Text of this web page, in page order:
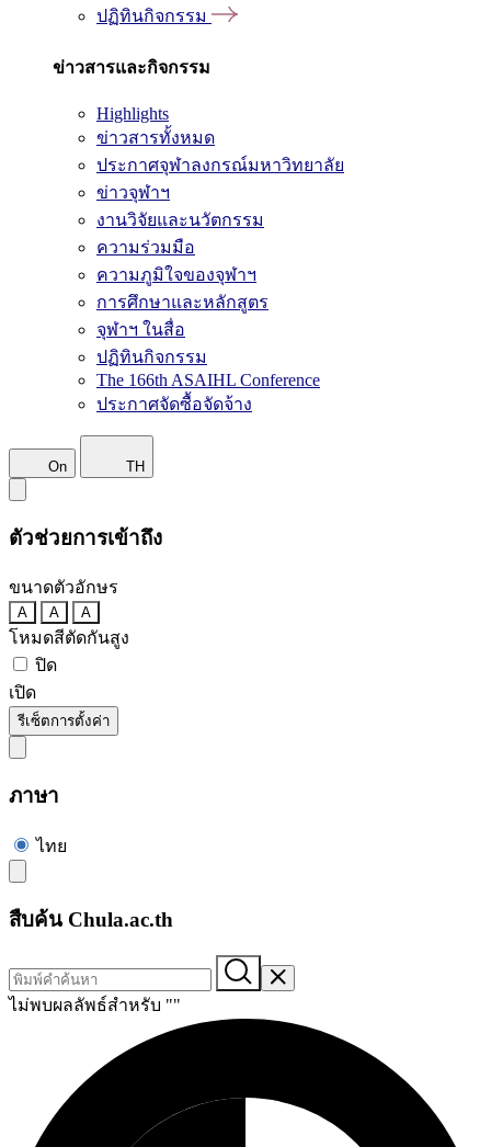
ปฏิทินกิจกรรม
ข่าวสารและกิจกรรม
Highlights
ข่าวสารทั้งหมด
ประกาศจุฬาลงกรณ์มหาวิทยาลัย
ข่าวจุฬาฯ
งานวิจัยและนวัตกรรม
ความร่วมมือ
ความภูมิใจของจุฬาฯ
การศึกษาและหลักสูตร
จุฬาฯ ในสื่อ
ปฏิทินกิจกรรม
The 166th ASAIHL Conference
ประกาศจัดซื้อจัดจ้าง
On TH
ตัวช่วยการเข้าถึง
ขนาดตัวอักษร
A A A
โหมดสีตัดกันสูง
ปิด
เปิด
รีเซ็ตการตั้งค่า
ภาษา
ไทย
สืบค้น Chula.ac.th
ไม่พบผลลัพธ์สำหรับ ""